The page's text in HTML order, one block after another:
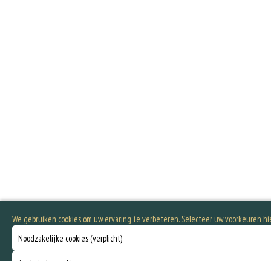
We gebruiken cookies om uw ervaring te verbeteren. Selecteer uw voorkeuren
Noodzakelijke cookies (verplicht)